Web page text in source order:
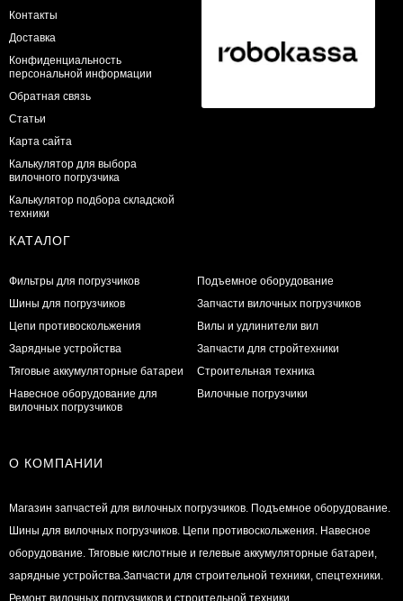
Контакты
Доставка
Конфиденциальность
персональной информации
Обратная связь
Статьи
Карта сайта
Калькулятор для выбора
вилочного погрузчика
Калькулятор подбора складской
техники
КАТАЛОГ
Фильтры для погрузчиков
Шины для погрузчиков
Цепи противоскольжения
Зарядные устройства
Тяговые аккумуляторные батареи
Навесное оборудование для
вилочных погрузчиков
Подъемное оборудование
Запчасти вилочных погрузчиков
Вилы и удлинители вил
Запчасти для стройтехники
Строительная техника
Вилочные погрузчики
О КОМПАНИИ
Магазин запчастей для вилочных погрузчиков. Подъемное оборудование.
Шины для вилочных погрузчиков. Цепи противоскольжения. Навесное
оборудование. Тяговые кислотные и гелевые аккумуляторные батареи,
зарядные устройства.Запчасти для строительной техники, спецтехники.